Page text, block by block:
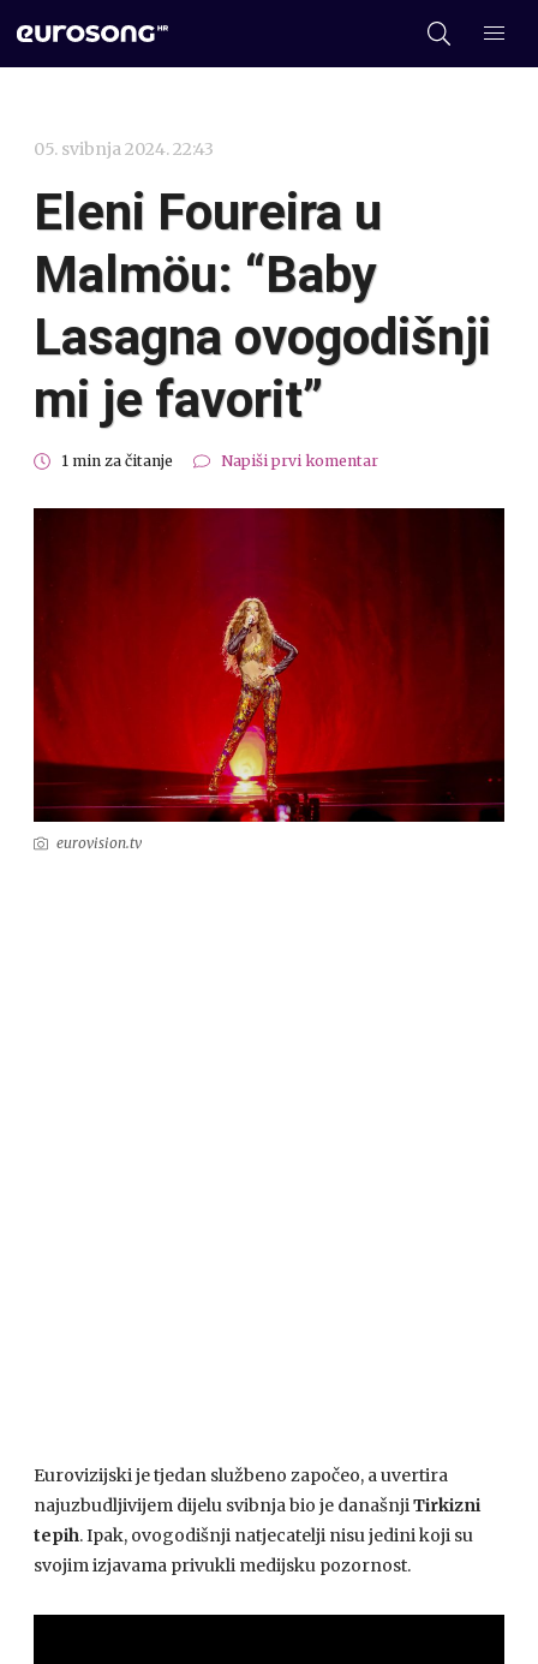
05. svibnja 2024. 22:43
Eleni Foureira u
Malmöu: “Baby
Lasagna ovogodišnji
mi je favorit”
1 min za čitanje Napiši prvi komentar
eurovision.tv
Eurovizijski je tjedan službeno započeo, a uvertira
najuzbudljivijem dijelu svibnja bio je današnjiTirkizni
tepih. Ipak, ovogodišnji natjecatelji nisu jedini koji su
svojim izjavama privukli medijsku pozornost.